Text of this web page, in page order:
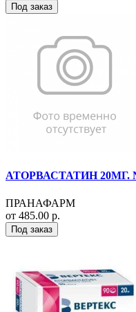
Под заказ
АТОРВАСТАТИН
ПРАНАФАРМ
от 485.00 р.
Под заказ